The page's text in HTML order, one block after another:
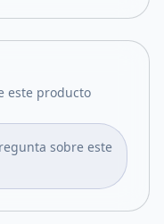
este producto
sobre este